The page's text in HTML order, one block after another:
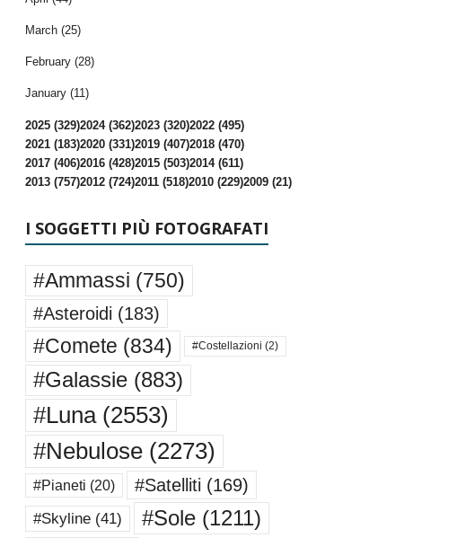
March (25)
February (28)
January (11)
2025 (329)2024 (362)2023 (320)2022 (495)
2021 (183)2020 (331)2019 (407)2018 (470)
2017 (406)2016 (428)2015 (503)2014 (611)
2013 (757)2012 (724)2011 (518)2010 (229)2009 (21)
I SOGGETTI PIÙ FOTOGRAFATI
#Ammassi (750)
#Asteroidi (183)
#Comete (834) #Costellazioni (2)
#Galassie(883)
#Luna(2553)
#Nebulose(2273)
#Pianeti (20) #Satelliti (169)
#Skyline(41) #Sole(1211)